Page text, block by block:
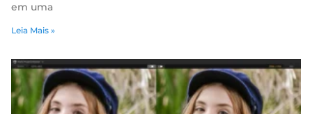
em uma
Leia Mais »